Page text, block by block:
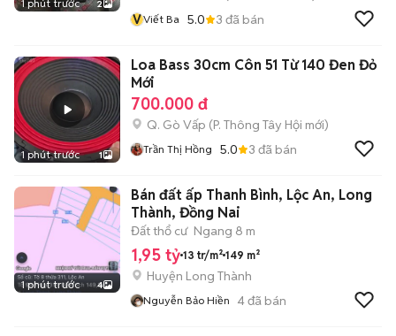
1 phút trước 2
VViết Ba 5.0 3 đã bán
1 phút trước 1
Loa Bass 30cm Côn 51 Từ 140 Đen Đỏ
Mới
700.000 đ
Q. Gò Vấp (P. Thông Tây Hội mới)
Trần Thị Hồng 5.0 3 đã bán
1 phút trước 4
Bán đất ấp Thanh Bình, Lộc An, Long
Thành, Đồng Nai
Đất thổ cư Ngang 8 m
1,95 tỷ 13 tr/m² 149 m²
Huyện Long Thành
Nguyễn Bảo Hiền 4đã bán